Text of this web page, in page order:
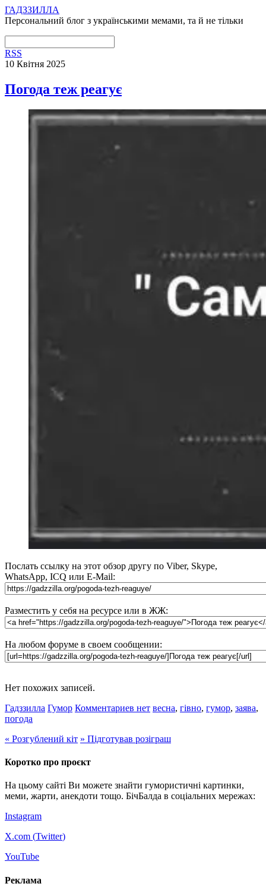
ГАДЗЗИЛЛА
Персональний блог з українськими мемами, та й не тільки
RSS
10 Квітня 2025
Погода теж реагує
Послать ссылку на этот обзор другу по Viber, Skype,
WhatsApp, ICQ или E-Mail:
Разместить у себя на ресурсе или в ЖЖ:
На любом форуме в своем сообщении:
Нет похожих записей.
Гадззилла Гумор Комментариев нет весна, гівно, гумор, заява,
погода
« Розгублений кіт » Підготував розіграш
Коротко про проєкт
На цьому сайті Ви можете знайти гумористичні картинки,
меми, жарти, анекдоти тощо. БічБалда в соціальних мережах:
Instagram
X.com (Twitter)
YouTube
Реклама